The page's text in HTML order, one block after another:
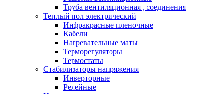
Труба вентиляционная , соединения
Теплый пол электрический
Инфракрасные пленочные
Кабели
Нагревательные маты
Терморегуляторы
Термостаты
Стабилизаторы напряжения
Инверторные
Релейные